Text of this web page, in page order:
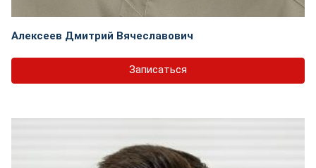
Алексеев Дмитрий Вячеславович
Записаться